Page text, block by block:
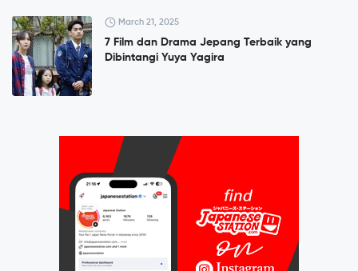
March 21, 2025
7 Film dan Drama Jepang Terbaik yang
Dibintangi Yuya Yagira